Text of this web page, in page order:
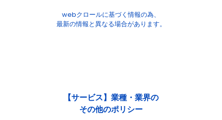
webクロールに基づく情報の為、
最新の情報と異なる場合があります。
【サービス】業種・業界の
その他のポリシー